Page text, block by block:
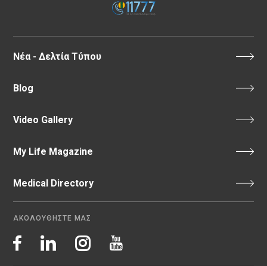
Νέα - Δελτία Τύπου
Blog
Video Gallery
My Life Magazine
Medical Directory
ΑΚΟΛΟΥΘΗΣΤΕ ΜΑΣ